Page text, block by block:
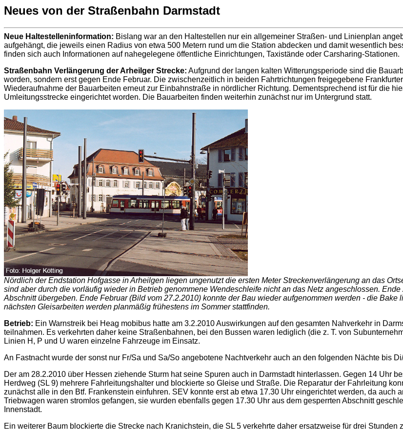
Neues von der Straßenbahn Darmstadt
Neue Haltestelleninformation: Bislang war an den Haltestellen nur ein allgemeiner Straßen- und Linienplan
aufgehängt, die jeweils einen Radius von etwa 500 Metern rund um die Station abdecken und damit wesentlich
finden sich auch Informationen auf nahegelegene öffentliche Einrichtungen, Taxistände oder Carsharing-Stationen.
Straßenbahn Verlängerung der Arheilger Strecke: Aufgrund der langen kalten Witterungsperiode sind die
worden, sondern erst gegen Ende Februar. Die zwischenzeitlich in beiden Fahrtrichtungen freigegebene
Wiederaufnahme der Bauarbeiten erneut zur Einbahnstraße in nördlicher Richtung. Dementsprechend ist für die
Umleitungsstrecke eingerichtet worden. Die Bauarbeiten finden weiterhin zunächst nur im Untergrund statt.
Nördlich der Endstation Hofgasse in Arheilgen liegen ungenutzt die ersten Meter Streckenverlängerung an das
sind aber durch die vorläufig wieder in Betrieb genommene Wendeschleife nicht an das Netz angeschlossen.
Abschnitt übergeben. Ende Februar (Bild vom 27.2.2010) konnte der Bau wieder aufgenommen werden - die
nächsten Gleisarbeiten werden planmäßig frühestens im Sommer stattfinden.
Betrieb: Ein Warnstreik bei Heag mobibus hatte am 3.2.2010 Auswirkungen auf den gesamten Nahverkehr in
teilnahmen. Es verkehrten daher keine Straßenbahnen, bei den Bussen waren lediglich (die z. T. von
Linien H, P und U waren einzelne Fahrzeuge im Einsatz.
An Fastnacht wurde der sonst nur Fr/Sa und Sa/So angebotene Nachtverkehr auch an den folgenden Nächte bis
Der am 28.2.2010 über Hessen ziehende Sturm hat seine Spuren auch in Darmstadt hinterlassen. Gegen 14 Uhr
Herdweg (SL 9) mehrere Fahrleitungshalter und blockierte so Gleise und Straße. Die Reparatur der Fahrleitung
zunächst alle in den Btf. Frankenstein einfuhren. SEV konnte erst ab etwa 17.30 Uhr eingerichtet werden, da
Triebwagen waren stromlos gefangen, sie wurden ebenfalls gegen 17.30 Uhr aus dem gesperrten Abschnitt
Innenstadt.
Ein weiterer Baum blockierte die Strecke nach Kranichstein, die SL 5 verkehrte daher ersatzweise für drei Stunden